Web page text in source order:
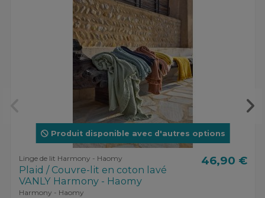
Produit disponible avec d'autres options
Linge de lit Harmony - Haomy
Plaid / Couvre-lit en coton lavé
VANLY Harmony - Haomy
Harmony - Haomy
46,90 €